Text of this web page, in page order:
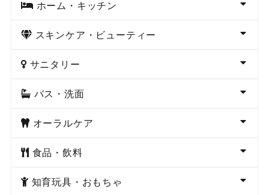
ホーム・キッチン
スキンケア・ビューティー
サニタリー
バス・洗面
オーラルケア
食品・飲料
知育玩具・おもちゃ